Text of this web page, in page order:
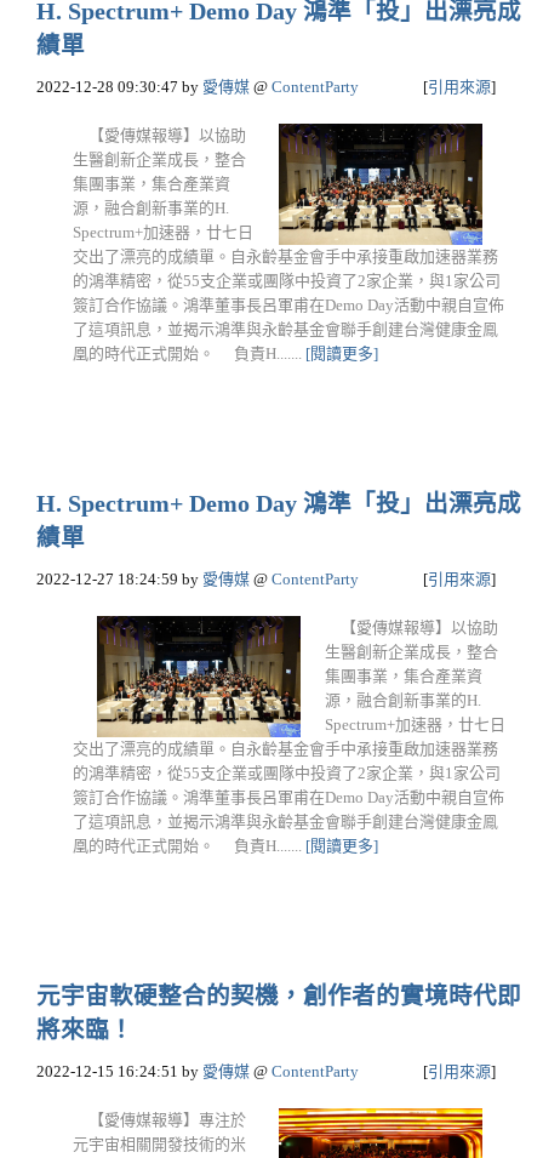
H. Spectrum+ Demo Day 鴻準「投」出漂亮成
績單
2022-12-28 09:30:47 by 愛傳媒 @ ContentParty [引用來源]
【愛傳媒報導】以協助
生醫創新企業成長，整合
集團事業，集合產業資
源，融合創新事業的H.
Spectrum+加速器，廿七日
交出了漂亮的成績單。自永齡基金會手中承接重啟加速器業務
的鴻準精密，從55支企業或團隊中投資了2家企業，與1家公司
簽訂合作協議。鴻準董事長呂軍甫在Demo Day活動中親自宣佈
了這項訊息，並揭示鴻準與永齡基金會聯手創建台灣健康金鳯
凰的時代正式開始。 負責H....... [閱讀更多]
H. Spectrum+ Demo Day 鴻準「投」出漂亮成
績單
2022-12-27 18:24:59 by 愛傳媒 @ ContentParty [引用來源]
【愛傳媒報導】以協助
生醫創新企業成長，整合
集團事業，集合產業資
源，融合創新事業的H.
Spectrum+加速器，廿七日
交出了漂亮的成績單。自永齡基金會手中承接重啟加速器業務
的鴻準精密，從55支企業或團隊中投資了2家企業，與1家公司
簽訂合作協議。鴻準董事長呂軍甫在Demo Day活動中親自宣佈
了這項訊息，並揭示鴻準與永齡基金會聯手創建台灣健康金鳯
凰的時代正式開始。 負責H....... [閱讀更多]
元宇宙軟硬整合的契機，創作者的實境時代即
將來臨！
2022-12-15 16:24:51 by 愛傳媒 @ ContentParty [引用來源]
【愛傳媒報導】專注於
元宇宙相關開發技術的米